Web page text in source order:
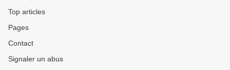
Top articles
Pages
Contact
Signaler un abus